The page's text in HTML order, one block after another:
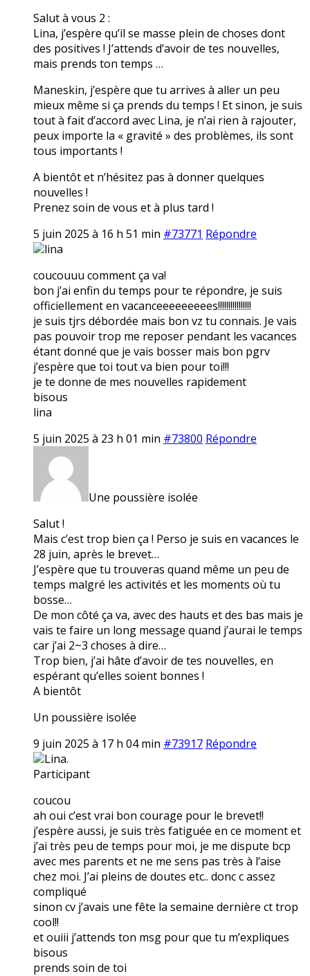
Salut à vous 2 :
Lina, j’espère qu’il se masse plein de choses dont
des positives ! J’attends d’avoir de tes nouvelles,
mais prends ton temps …
Maneskin, j’espère que tu arrives à aller un peu
mieux même si ça prends du temps ! Et sinon, je suis
tout à fait d’accord avec Lina, je n’ai rien à rajouter,
peux importe la « gravité » des problèmes, ils sont
tous importants !
A bientôt et n’hésitez pas à donner quelques
nouvelles !
Prenez soin de vous et à plus tard !
5 juin 2025 à 16 h 51 min #73771 Répondre
lina
coucouuu comment ça va!
bon j’ai enfin du temps pour te répondre, je suis
officiellement en vacanceeeeeeeees!!!!!!!!!!!!!!!!
je suis tjrs débordée mais bon vz tu connais. Je vais
pas pouvoir trop me reposer pendant les vacances
étant donné que je vais bosser mais bon pgrv
j’espère que toi tout va bien pour toi!!!
je te donne de mes nouvelles rapidement
bisous
lina
5 juin 2025 à 23 h 01 min #73800 Répondre
Une poussière isolée
Salut !
Mais c’est trop bien ça ! Perso je suis en vacances le
28 juin, après le brevet…
J’espère que tu trouveras quand même un peu de
temps malgré les activités et les moments où tu
bosse…
De mon côté ça va, avec des hauts et des bas mais je
vais te faire un long message quand j’aurai le temps
car j’ai 2~3 choses à dire…
Trop bien, j’ai hâte d’avoir de tes nouvelles, en
espérant qu’elles soient bonnes !
A bientôt
Un poussière isolée
9 juin 2025 à 17 h 04 min #73917 Répondre
Lina.
Participant
coucou
ah oui c’est vrai bon courage pour le brevet!!
j’espère aussi, je suis très fatiguée en ce moment et
j’ai très peu de temps pour moi, je me dispute bcp
avec mes parents et ne me sens pas très à l’aise
chez moi. J’ai pleins de doutes etc.. donc c assez
compliqué
sinon cv j’avais une fête la semaine dernière ct trop
cool!!
et ouiii j’attends ton msg pour que tu m’expliques
bisous
prends soin de toi